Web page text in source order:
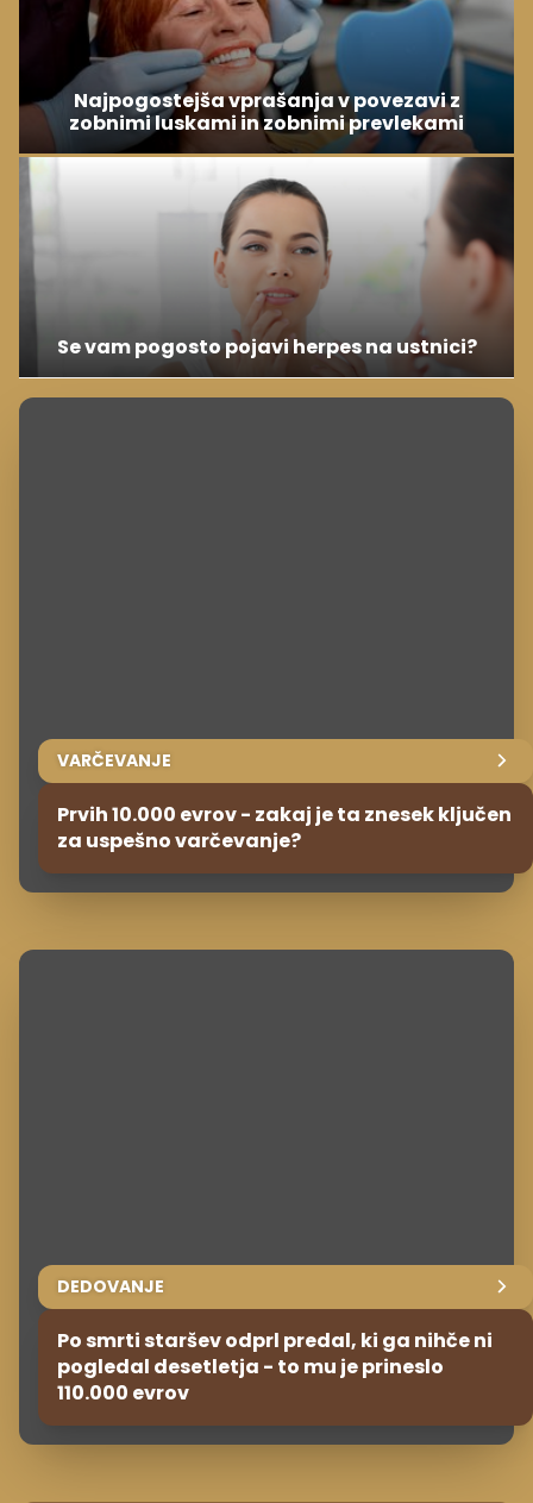
Najpogostejša vprašanja v povezavi z
zobnimi luskami in zobnimi prevlekami
Se vam pogosto pojavi herpes na ustnici?
VARČEVANJE
Prvih 10.000 evrov - zakaj je ta znesek ključen
za uspešno varčevanje?
DEDOVANJE
Po smrti staršev odprl predal, ki ga nihče ni
pogledal desetletja - to mu je prineslo
110.000 evrov